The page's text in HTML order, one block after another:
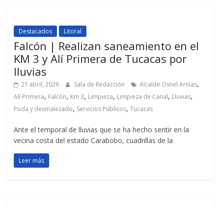
Destacados Litoral
Falcón | Realizan saneamiento en el
KM 3 y Alí Primera de Tucacas por
lluvias
21 abril, 2026 Sala de Redacción Alcalde Osnel Arnías,
Alí Primera, Falcón, Km 3, Limpieza, Limpieza de Canal, Lluvias,
Poda y desmalezado, Servicios Públicos,Tucacas
Ante el temporal de lluvias que se ha hecho sentir en la
vecina costa del estado Carabobo, cuadrillas de la
Leer más